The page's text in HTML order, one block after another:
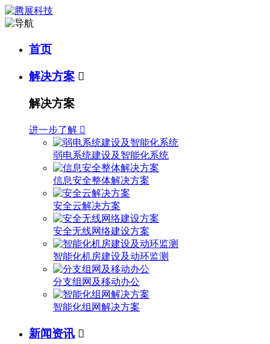
首页
解决方案 
解决方案
进一步了解 
弱电系统建设及智能化系统
信息安全整体解决方案
安全云解决方案
安全无线网络建设方案
智能化机房建设及动环监测
分支组网及移动办公
智能化组网解决方案
新闻资讯 